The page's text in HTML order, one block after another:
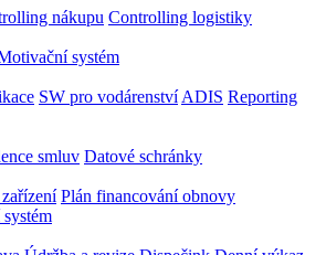
nákupu Controlling logistiky
systém
SW pro vodárenství ADIS Reporting
smluv Datové schránky
Plán financování obnovy